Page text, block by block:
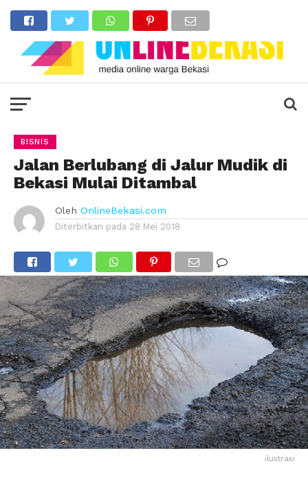
BISNIS
Jalan Berlubang di Jalur Mudik di
Bekasi Mulai Ditambal
Oleh OnlineBekasi.com
Diterbitkan pada 28 Mei 2018
ilustrasi